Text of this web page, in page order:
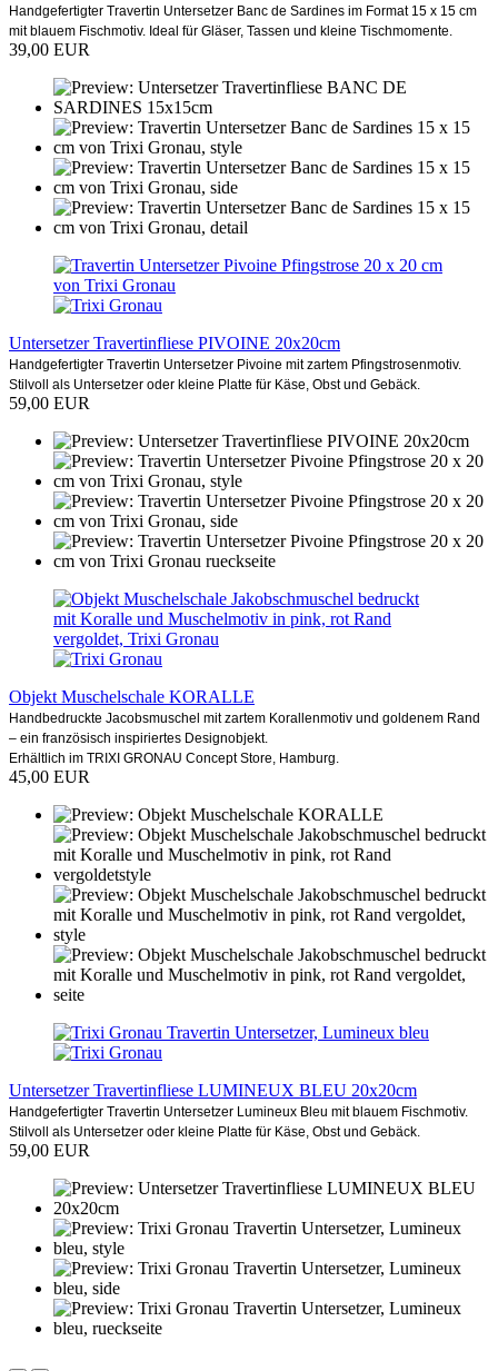
Handgefertigter Travertin Untersetzer Banc de Sardines im Format 15 x 15 cm
mit blauem Fischmotiv. Ideal für Gläser, Tassen und kleine Tischmomente.
39,00 EUR
Untersetzer Travertinfliese PIVOINE 20x20cm
Handgefertigter Travertin Untersetzer Pivoine mit zartem Pfingstrosenmotiv.
Stilvoll als Untersetzer oder kleine Platte für Käse, Obst und Gebäck.
59,00 EUR
Objekt Muschelschale KORALLE
Handbedruckte Jacobsmuschel mit zartem Korallenmotiv und goldenem Rand
– ein französisch inspiriertes Designobjekt.
Erhältlich im TRIXI GRONAU Concept Store, Hamburg.
45,00 EUR
Untersetzer Travertinfliese LUMINEUX BLEU 20x20cm
Handgefertigter Travertin Untersetzer Lumineux Bleu mit blauem Fischmotiv.
Stilvoll als Untersetzer oder kleine Platte für Käse, Obst und Gebäck.
59,00 EUR